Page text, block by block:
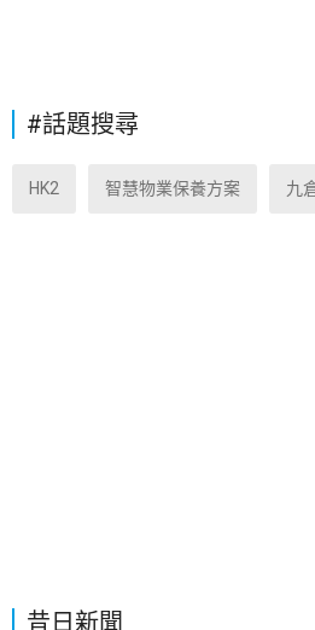
昔日新聞
#話題搜尋
HK2 智慧物業保養方案 九